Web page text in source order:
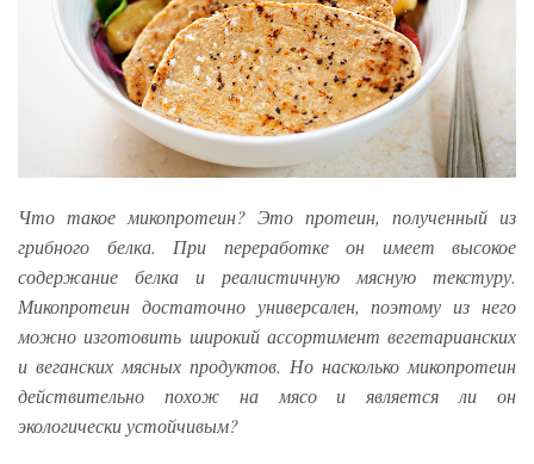
Что такое микопротеин? Это протеин, полученный из
грибного белка. При переработке он имеет высокое
содержание белка и реалистичную мясную текстуру.
Микопротеин достаточно универсален, поэтому из него
можно изготовить широкий ассортимент вегетарианских
и веганских мясных продуктов. Но насколько микопротеин
действительно похож на мясо и является ли он
экологически устойчивым?